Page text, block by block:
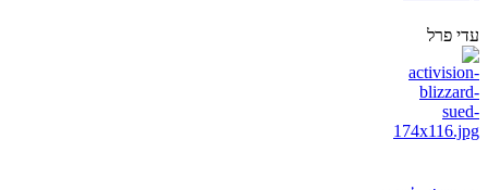
עדי פרל